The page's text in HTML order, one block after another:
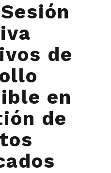
Sesión
de
en
de